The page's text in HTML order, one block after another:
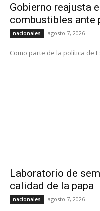
Gobierno reajusta
combustibles ante
nacionales agosto 7, 2026
Como parte de la política de
Laboratorio de
calidad de la papa
nacionales agosto 7, 2026